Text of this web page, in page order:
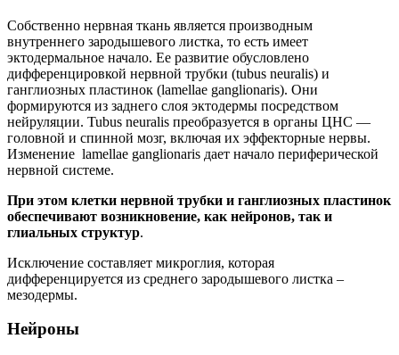
Собственно нервная ткань является производным
внутреннего зародышевого листка, то есть имеет
эктодермальное начало. Ее развитие обусловлено
дифференцировкой нервной трубки (tubus neuralis) и
ганглиозных пластинок (lamellae ganglionaris). Они
формируются из заднего слоя эктодермы посредством
нейруляции. Tubus neuralis преобразуется в органы ЦНС —
головной и спинной мозг, включая их эффекторные нервы.
Изменение lamellae ganglionaris дает начало периферической
нервной системе.
При этом клетки нервной трубки и ганглиозных пластинок
обеспечивают возникновение, как нейронов, так и
глиальных структур.
Исключение составляет микроглия, которая
дифференцируется из среднего зародышевого листка –
мезодермы.
Нейроны